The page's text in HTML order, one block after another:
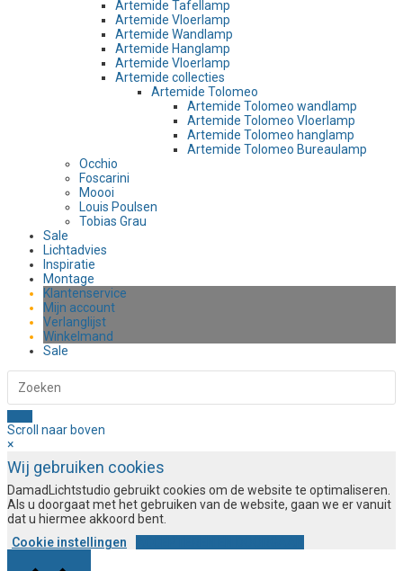
Artemide Tafellamp
Artemide Vloerlamp
Artemide Wandlamp
Artemide Hanglamp
Artemide Vloerlamp
Artemide collecties
Artemide Tolomeo
Artemide Tolomeo wandlamp
Artemide Tolomeo Vloerlamp
Artemide Tolomeo hanglamp
Artemide Tolomeo Bureaulamp
Occhio
Foscarini
Moooi
Louis Poulsen
Tobias Grau
Sale
Lichtadvies
Inspiratie
Montage
Klantenservice
Mijn account
Verlanglijst
Winkelmand
Sale
Scroll naar boven
×
Wij gebruiken cookies
DamadLichtstudio gebruikt cookies om de website te optimaliseren.
Als u doorgaat met het gebruiken van de website, gaan we er vanuit
dat u hiermee akkoord bent.
Cookie instellingen